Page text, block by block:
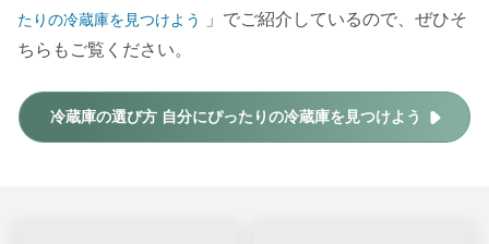
たりの冷蔵庫を見つけよう
」でご紹介しているので、ぜひそ
ちらもご覧ください。
冷蔵庫の選び方 自分にぴったりの冷蔵庫を見つけよう